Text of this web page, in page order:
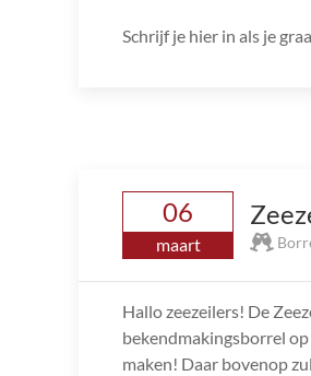
Schrijf je hier in als je
06
maart
Hallo zeezeilers! De
bekendmakingsborrel
maken! Daar bovenop